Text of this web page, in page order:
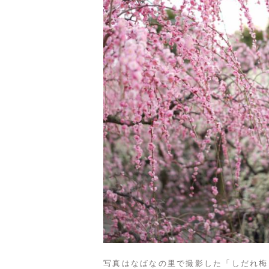
写真はなばなの里で撮影した「しだれ